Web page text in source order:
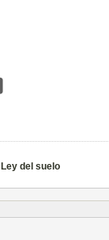
Ley del suelo